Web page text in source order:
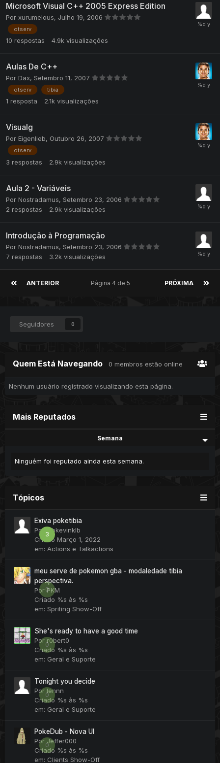
Microsoft Visual C++ 2005 Express Edition
Por xurumelous, Julho 19, 2006
otserv
10 respostas 4.9k visualizações
Aulas De C++
Por Dax, Setembro 11, 2007
otserv tibia
1 resposta 2.1k visualizações
Visualg
Por Eigenlieb, Outubro 26, 2007
otserv
3 respostas 2.9k visualizações
Aula 2 - Variáveis
Por Nostradamus, Setembro 23, 2006
2 respostas 2.9k visualizações
Introdução à Programação
Por Nostradamus, Setembro 23, 2006
7 respostas 3.2k visualizações
ANTERIOR PRÓXIMA
Página 4 de 5
Seguidores 0
Quem Está Navegando 0 membros estão online
Nenhum usuário registrado visualizando esta página.
Mais Reputados
Semana
Ninguém foi reputado ainda esta semana.
Tópicos
3
Exiva poketibia
Por klbkevinklb
Criado Março 1, 2022
em: Actions e Talkactions
0
meu serve de pokemon gba - modaledade tibia
perspectiva.
PorPKM
Criado %s às %s
em: Spriting Show-Off
0
She's ready to have a good time
Por r0bert0
Criado %s às %s
em: Geral e Suporte
0
Tonight you decide
Por lennn
Criado %s às %s
em: Geral e Suporte
0
PokeDub - Nova UI
Por Jeffer000
Criado %s às %s
em: Clients Show-Off